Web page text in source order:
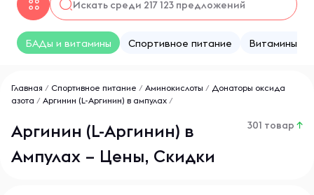
БАДы и витамины Спортивное питание Витамины
Главная / Спортивное питание / Аминокислоты / Донаторы оксида
азота / Аргинин (L-Аргинин) в ампулах /
Аргинин (L-Аргинин) в
Ампулах – Цены, Скидки
301 товар ↑